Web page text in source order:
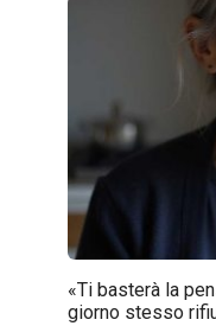
«Ti basterà la
giorno stesso